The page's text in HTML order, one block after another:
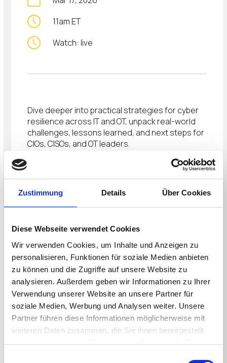
Zustimmung Details Über Cookies
Diese Webseite verwendet Cookies
Wir verwenden Cookies, um Inhalte und Anzeigen zu
personalisieren, Funktionen für soziale Medien anbieten
zu können und die Zugriffe auf unsere Website zu
analysieren. Außerdem geben wir Informationen zu Ihrer
Verwendung unserer Website an unsere Partner für
soziale Medien, Werbung und Analysen weiter. Unsere
Partner führen diese Informationen möglicherweise mit
weiteren Daten zusammen, die Sie ihnen bereitgestellt
haben oder die sie im Rahmen Ihrer Nutzung der Dienste
11am ET
Watch: live
Dive deeper into practical strategies for cyber
resilience across IT and OT, unpack real-world
challenges, lessons learned, and next steps for
CIOs, CISOs, and OT leaders.
John Walsh – Field CTO
Register Now
< BACK TO ALL WEBINARS